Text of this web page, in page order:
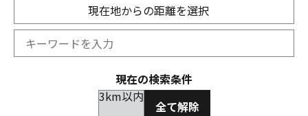
現在地からの距離を選択
現在の検索条件
3km以内
全て解除